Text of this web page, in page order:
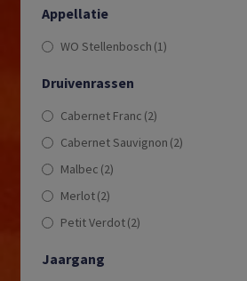
Appellatie
WO Stellenbosch (1)
Druivenrassen
Cabernet Franc (2)
Cabernet Sauvignon (2)
Malbec (2)
Merlot(2)
Petit Verdot(2)
Jaargang